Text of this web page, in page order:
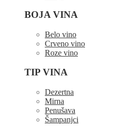
BOJA VINA
Belo vino
Crveno vino
Roze vino
TIP VINA
Dezertna
Mirna
Penušava
Šampanjci